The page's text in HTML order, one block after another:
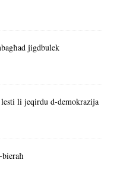
jigdbulek
li jeqirdu d-demokrazija